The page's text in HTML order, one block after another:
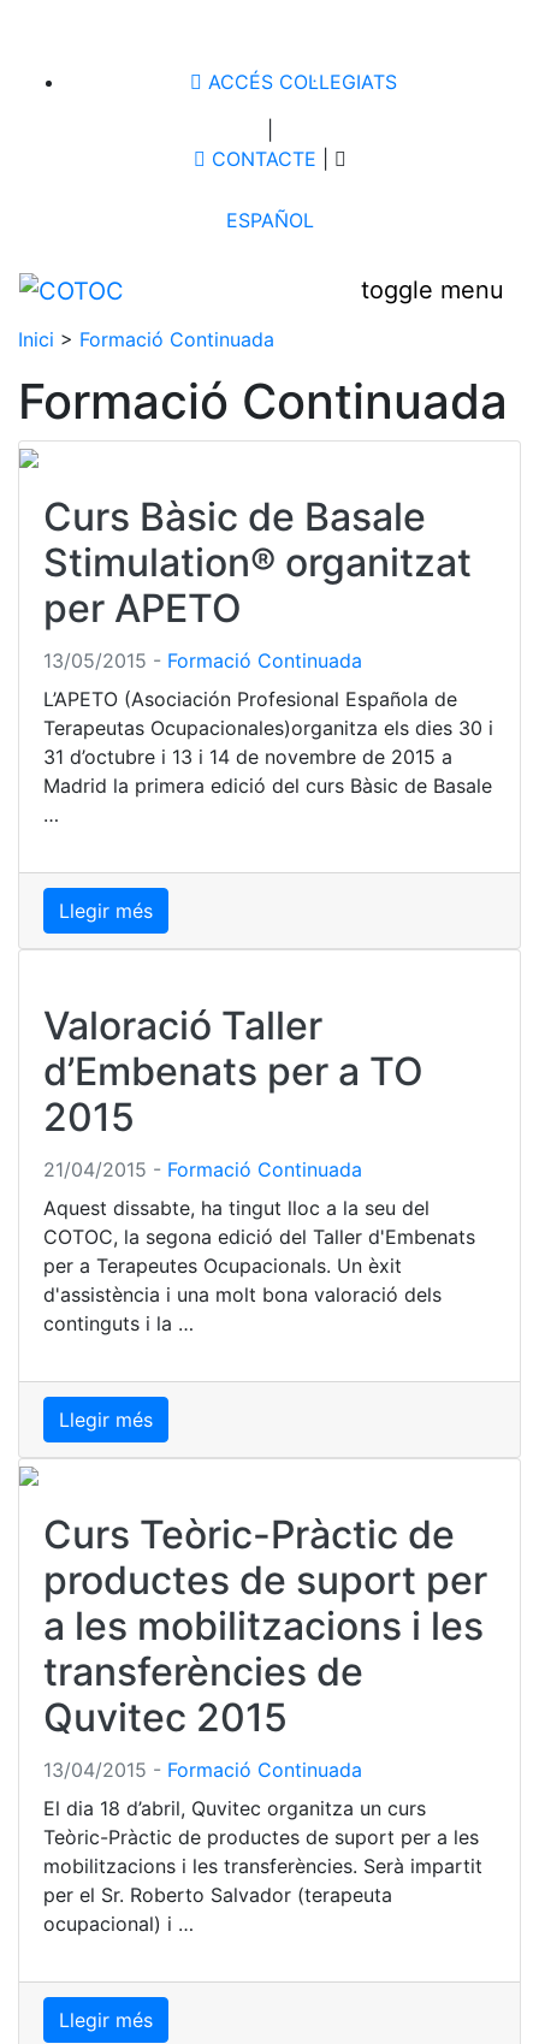
ACCÉS COL·LEGIATS
CONTACTE
ESPAÑOL
toggle menu
Inici > Formació Continuada
Formació Continuada
Curs Bàsic de Basale
Stimulation® organitzat
per APETO
13/05/2015 - Formació Continuada
L’APETO (Asociación Profesional Española de
Terapeutas Ocupacionales)organitza els dies 30 i
31 d’octubre i 13 i 14 de novembre de 2015 a
Madrid la primera edició del curs Bàsic de Basale
…
Llegir més
Valoració Taller
d’Embenats per a TO
2015
21/04/2015 - Formació Continuada
Aquest dissabte, ha tingut lloc a la seu del
COTOC, la segona edició del Taller d'Embenats
per a Terapeutes Ocupacionals. Un èxit
d'assistència i una molt bona valoració dels
continguts i la …
Llegir més
Curs Teòric-Pràctic de
productes de suport per
a les mobilitzacions i les
transferències de
Quvitec 2015
13/04/2015 - Formació Continuada
El dia 18 d’abril, Quvitec organitza un curs
Teòric-Pràctic de productes de suport per a les
mobilitzacions i les transferències. Serà impartit
per el Sr. Roberto Salvador (terapeuta
ocupacional) i …
Llegir més